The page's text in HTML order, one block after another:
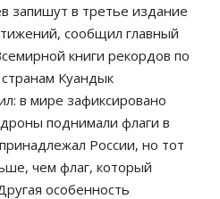
запишут в третье издание
сообщил главный
книги рекордов по
Куандык
в мире зафиксировано
поднимали флаги в
России, но тот
чем флаг, который
особенность